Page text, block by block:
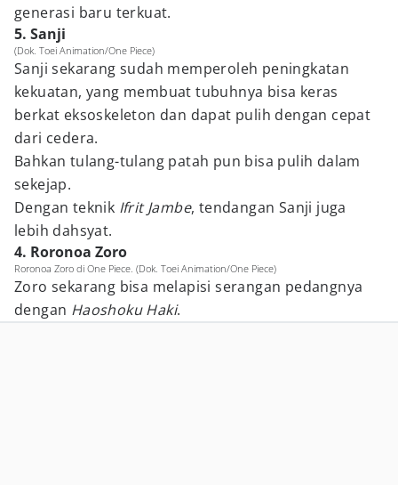
generasi baru terkuat.
5. Sanji
(Dok. Toei Animation/One Piece)
Sanji sekarang sudah memperoleh peningkatan
kekuatan, yang membuat tubuhnya bisa keras
berkat eksoskeleton dan dapat pulih dengan cepat
dari cedera.
Bahkan tulang-tulang patah pun bisa pulih dalam
sekejap.
Dengan teknik Ifrit Jambe, tendangan Sanji juga
lebih dahsyat.
4. Roronoa Zoro
Roronoa Zoro di One Piece. (Dok. Toei Animation/One Piece)
Zoro sekarang bisa melapisi serangan pedangnya
dengan Haoshoku Haki.